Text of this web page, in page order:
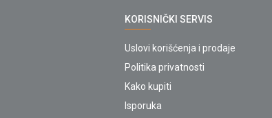
KORISNIČKI SERVIS
Uslovi korišćenja i prodaje
Politika privatnosti
Kako kupiti
Isporuka